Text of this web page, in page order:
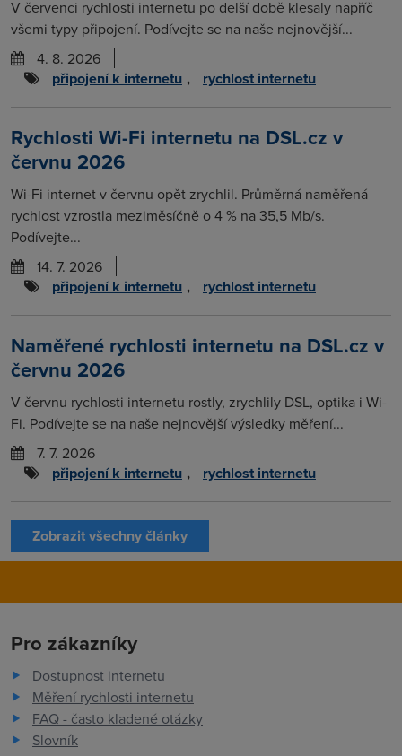
V červenci rychlosti internetu po delší době klesaly napříč
všemi typy připojení. Podívejte se na naše nejnovější...
4. 8. 2026
připojení k internetu , rychlost internetu
Rychlosti Wi-Fi internetu na DSL.cz v
červnu 2026
Wi-Fi internet v červnu opět zrychlil. Průměrná naměřená
rychlost vzrostla meziměsíčně o 4 % na 35,5 Mb/s.
Podívejte...
14. 7. 2026
připojení k internetu , rychlost internetu
Naměřené rychlosti internetu na DSL.cz v
červnu 2026
V červnu rychlosti internetu rostly, zrychlily DSL, optika i Wi-
Fi. Podívejte se na naše nejnovější výsledky měření...
7. 7. 2026
připojení k internetu , rychlost internetu
Zobrazit všechny články
Pro zákazníky
Dostupnost internetu
Měření rychlosti internetu
FAQ - často kladené otázky
Slovník